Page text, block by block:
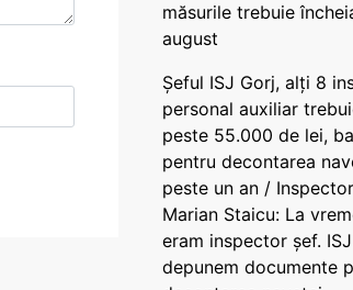
măsurile trebuie
august
Șeful ISJ Gorj, alți 8
personal auxiliar
peste 55.000 de lei,
pentru decontarea
peste un an /
Marian Staicu: La
eram inspector șef.
depunem documente